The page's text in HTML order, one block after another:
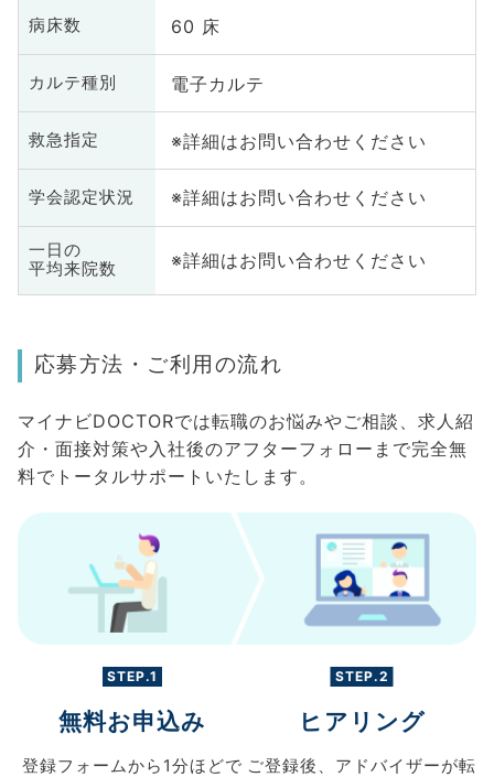
病床数 60 床
カルテ種別 電子カルテ
救急指定 ※詳細はお問い合わせください
学会認定状況 ※詳細はお問い合わせください
一日の
平均来院数
※詳細はお問い合わせください
応募方法・ご利用の流れ
マイナビDOCTORでは転職のお悩みやご相談、求人紹
介・面接対策や入社後のアフターフォローまで完全無
料でトータルサポートいたします。
STEP.1
無料お申込み
登録フォームから 1分ほどで
STEP.2
ヒアリング
ご登録後、 アドバイザーが転